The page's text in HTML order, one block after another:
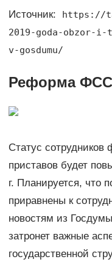
Источник:
https://
2019-goda-obzor-i-
v-gosdumu/
Реформа
Статус
приставов будет
г. Планируется, что
приравнены к
новостям из
затронет важные
государственной